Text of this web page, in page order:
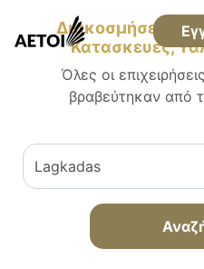
Διακοσμήσεις
Κατασκευές,
Όλες οι
βραβεύτηκαν από